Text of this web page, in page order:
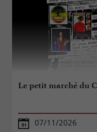
Le petit marché du
07/11/2026